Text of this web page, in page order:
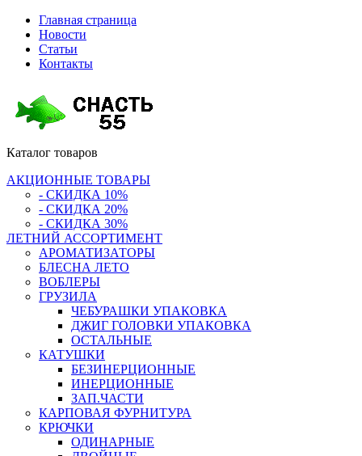
Главная страница
Новости
Статьи
Контакты
Каталог товаров
АКЦИОННЫЕ ТОВАРЫ
- СКИДКА 10%
- СКИДКА 20%
- СКИДКА 30%
ЛЕТНИЙ АССОРТИМЕНТ
АРОМАТИЗАТОРЫ
БЛЕСНА ЛЕТО
ВОБЛЕРЫ
ГРУЗИЛА
ЧЕБУРАШКИ УПАКОВКА
ДЖИГ ГОЛОВКИ УПАКОВКА
ОСТАЛЬНЫЕ
КАТУШКИ
БЕЗИНЕРЦИОННЫЕ
ИНЕРЦИОННЫЕ
ЗАП.ЧАСТИ
КАРПОВАЯ ФУРНИТУРА
КРЮЧКИ
ОДИНАРНЫЕ